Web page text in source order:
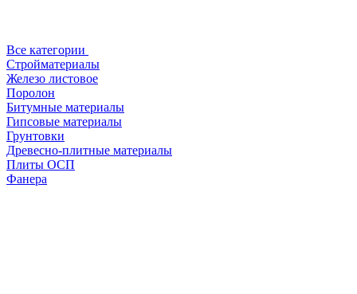
Все категории
Стройматериалы
Железо листовое
Поролон
Битумные материалы
Гипсовые материалы
Грунтовки
Древесно-плитные материалы
Плиты ОСП
Фанера